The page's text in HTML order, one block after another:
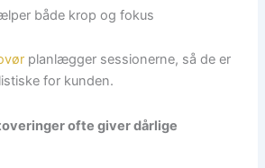
både krop og fokus
planlægger sessionerne, så de er
for kunden.
ofte giver dårlige